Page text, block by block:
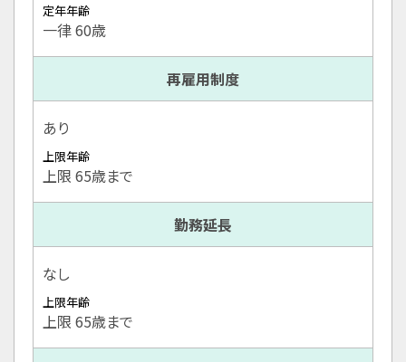
定年年齢
一律 60歳
再雇用制度
あり
上限年齢
上限 65歳まで
勤務延長
なし
上限年齢
上限 65歳まで